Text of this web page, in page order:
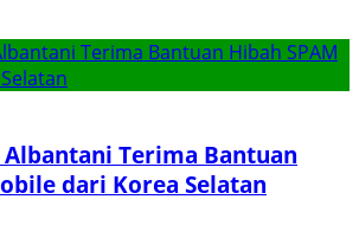
Terima Bantuan
dari Korea Selatan